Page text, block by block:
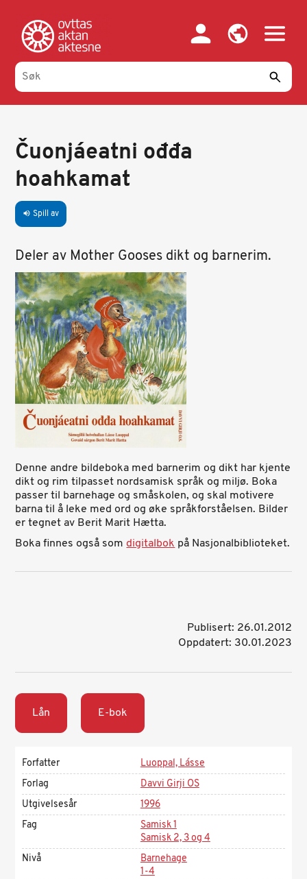
hovedinnhold
Čuonjáeatni ođđa
hoahkamat
volume_up Spill av
Deler av Mother Gooses dikt og barnerim.
Denne andre bildeboka med barnerim og dikt har kjente
dikt og rim tilpasset nordsamisk språk og miljø. Boka
passer til barnehage og småskolen, og skal motivere
barna til å leke med ord og øke språkforståelsen. Bilder
er tegnet av Berit Marit Hætta.
Boka finnes også somdigitalbokpå Nasjonalbiblioteket.
Publisert: 26.01.2012
Oppdatert: 30.01.2023
Lån E-bok
Forfatter
Luoppal, Lásse
Forlag
Davvi Girji OS
Utgivelsesår
1996
Fag
Samisk 1
Samisk 2, 3 og 4
Nivå
Barnehage
1-4